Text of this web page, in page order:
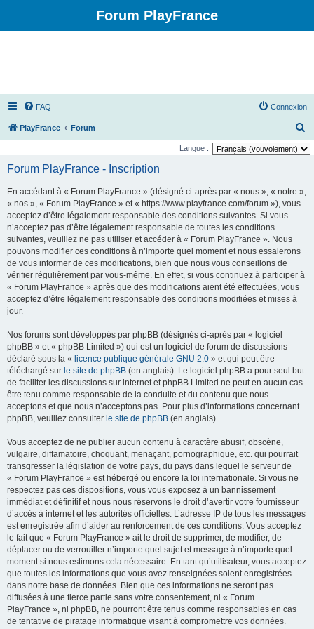
Forum PlayFrance
FAQ Connexion
PlayFrance Forum
e
Langue :
Forum PlayFrance - Inscription
En accédant à « Forum PlayFrance » (désigné ci-après par « nous », « notre »,
« nos », « Forum PlayFrance » et « https://www.playfrance.com/forum »), vous
acceptez d’être légalement responsable des conditions suivantes. Si vous
n’acceptez pas d’être légalement responsable de toutes les conditions
suivantes, veuillez ne pas utiliser et accéder à « Forum PlayFrance ». Nous
pouvons modifier ces conditions à n’importe quel moment et nous essaierons
de vous informer de ces modifications, bien que nous vous conseillons de
vérifier régulièrement par vous-même. En effet, si vous continuez à participer à
« Forum PlayFrance » après que des modifications aient été effectuées, vous
acceptez d’être légalement responsable des conditions modifiées et mises à
jour.
Nos forums sont développés par phpBB (désignés ci-après par « logiciel
phpBB » et « phpBB Limited ») qui est un logiciel de forum de discussions
déclaré sous la « licence publique générale GNU 2.0 » et qui peut être
téléchargé sur le site de phpBB (en anglais). Le logiciel phpBB a pour seul but
de faciliter les discussions sur internet et phpBB Limited ne peut en aucun cas
être tenu comme responsable de la conduite et du contenu que nous
acceptons et que nous n’acceptons pas. Pour plus d’informations concernant
phpBB, veuillez consulter le site de phpBB (en anglais).
Vous acceptez de ne publier aucun contenu à caractère abusif, obscène,
vulgaire, diffamatoire, choquant, menaçant, pornographique, etc. qui pourrait
transgresser la législation de votre pays, du pays dans lequel le serveur de
« Forum PlayFrance » est hébergé ou encore la loi internationale. Si vous ne
respectez pas ces dispositions, vous vous exposez à un bannissement
immédiat et définitif et nous nous réservons le droit d’avertir votre fournisseur
d’accès à internet et les autorités officielles. L’adresse IP de tous les messages
est enregistrée afin d’aider au renforcement de ces conditions. Vous acceptez
le fait que « Forum PlayFrance » ait le droit de supprimer, de modifier, de
déplacer ou de verrouiller n’importe quel sujet et message à n’importe quel
moment si nous estimons cela nécessaire. En tant qu’utilisateur, vous acceptez
que toutes les informations que vous avez renseignées soient enregistrées
dans notre base de données. Bien que ces informations ne seront pas
diffusées à une tierce partie sans votre consentement, ni « Forum
PlayFrance », ni phpBB, ne pourront être tenus comme responsables en cas
de tentative de piratage informatique visant à compromettre vos données.